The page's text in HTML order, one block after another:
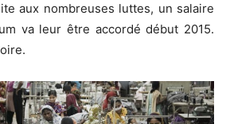
aux nombreuses luttes, un salaire
va leur être accordé début 2015.